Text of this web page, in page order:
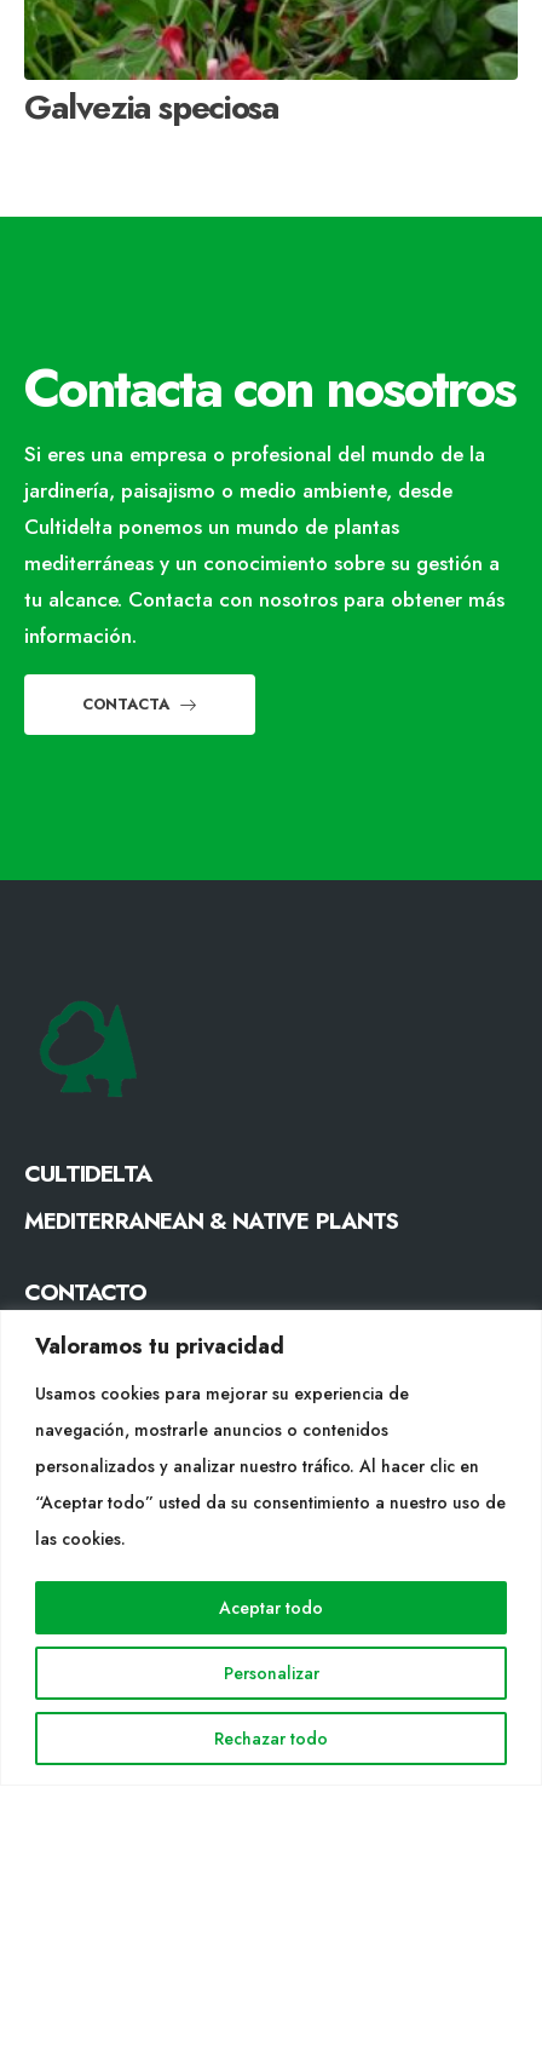
Valoramos tu privacidad
Usamos cookies para mejorar su experiencia de
navegación, mostrarle anuncios o contenidos
personalizados y analizar nuestro tráfico. Al hacer clic en
“Aceptar todo” usted da su consentimiento a nuestro uso de
las cookies.
Personalizar
Rechazar todo
Aceptar todo
Galvezia speciosa
Contacta con nosotros
Si eres una empresa o profesional del mundo de la
jardinería, paisajismo o medio ambiente, desde
Cultidelta ponemos un mundo de plantas
mediterráneas y un conocimiento sobre su gestión a
tu alcance. Contacta con nosotros para obtener más
información.
CONTACTA
CULTIDELTA
MEDITERRANEAN & NATIVE PLANTS
CONTACTO
Tel. +34 977053013
SÍGUENOS
WEB
Cultidelta
Especies